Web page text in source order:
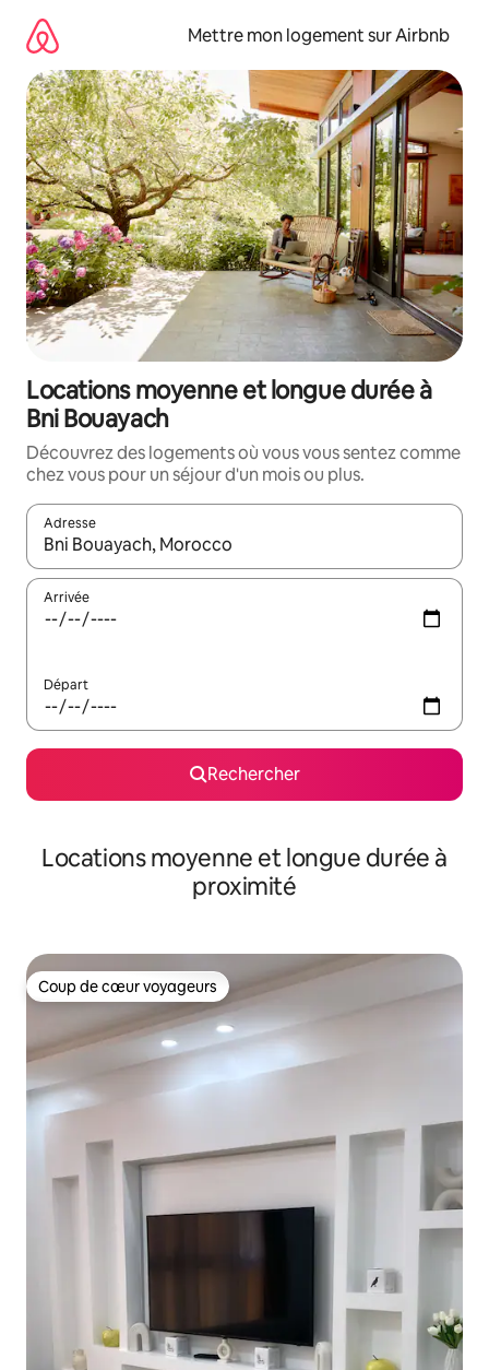
directement
contenu
Mettre mon logement sur Airbnb
Locations moyenne et longue durée à
Bni Bouayach
Découvrez des logements où vous vous sentez comme
chez vous pour un séjour d'un mois ou plus.
Adresse
Lorsque les résultats s'affichent, utilisez les flèches vers le
Arrivée
Départ
Rechercher
Locations moyenne et longue durée à
proximité
Coup de cœur voyageurs
Coup de cœur voyageurs